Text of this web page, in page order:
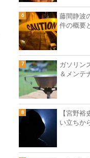
藤間静波
件の概要
ガソリン
＆メンテ
【宮野
い立ちか